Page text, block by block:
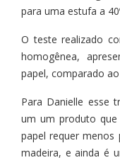
para uma estufa a
O teste realizado
homogênea,
papel, comparado
Para Danielle esse
um um produto que
papel requer menos
madeira, e ainda é